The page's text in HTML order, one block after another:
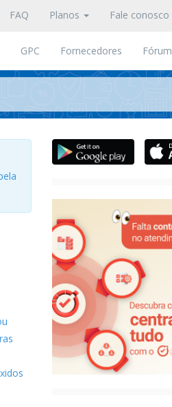
FAQ Planos Fale conosco
GPC Fornecedores Fórum